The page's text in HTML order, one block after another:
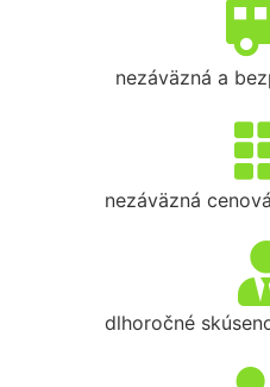
nezáväzná a
nezáväzná
dlhoročné